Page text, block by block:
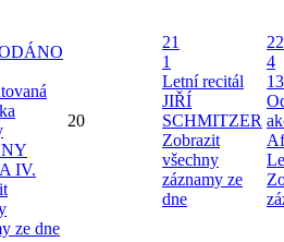
IV.
ze dne
20
21
1
Letní recitál
JIŘÍ
SCHMITZER
Zobrazit
všechny
záznamy ze
dne
22
4